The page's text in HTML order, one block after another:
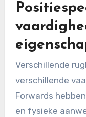
Verschillende
verschillende
Forwards
en fysieke